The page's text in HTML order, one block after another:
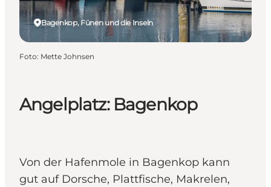
Angelplatz: Bagenkop
Von der Hafenmole in Bagenkop kann
gut auf Dorsche, Plattfische, Makrelen,
Bagenkop, Fünen und die Inseln
Foto: Mette Johnsen